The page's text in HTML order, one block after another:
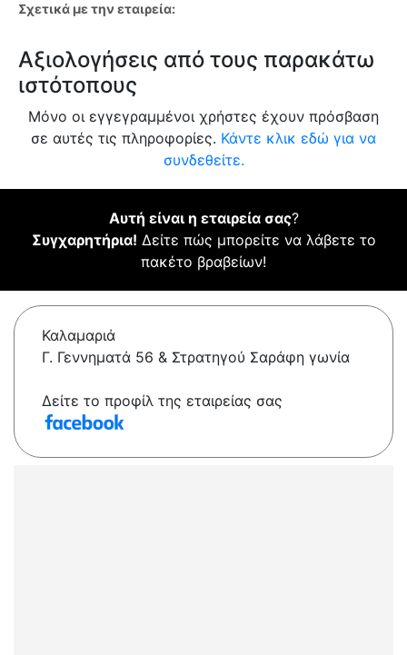
Σχετικά με την εταιρεία:
Αξιολογήσεις από τους παρακάτω
ιστότοπους
Μόνο οι εγγεγραμμένοι χρήστες έχουν πρόσβαση
σε αυτές τις πληροφορίες. Κάντε κλικ εδώ για να
συνδεθείτε.
Αυτή είναι η εταιρεία σας?
Συγχαρητήρια! Δείτε πώς μπορείτε να λάβετε το
πακέτο βραβείων!
Καλαμαριά
Γ. Γεννηματά 56 & Στρατηγού Σαράφη γωνία
Δείτε το προφίλ της εταιρείας σας